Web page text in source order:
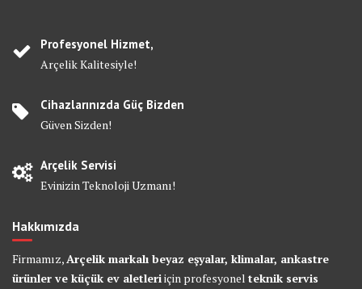
Profesyonel Hizmet,
Arçelik Kalitesiyle!
Cihazlarınızda Güç Bizden
Güven Sizden!
Arçelik Servisi
Evinizin Teknoloji Uzmanı!
Hakkımızda
Firmamız,Arçelik markalı beyaz eşyalar, klimalar, ankastre
ürünler ve küçük ev aletleriiçin profesyonel teknik servis